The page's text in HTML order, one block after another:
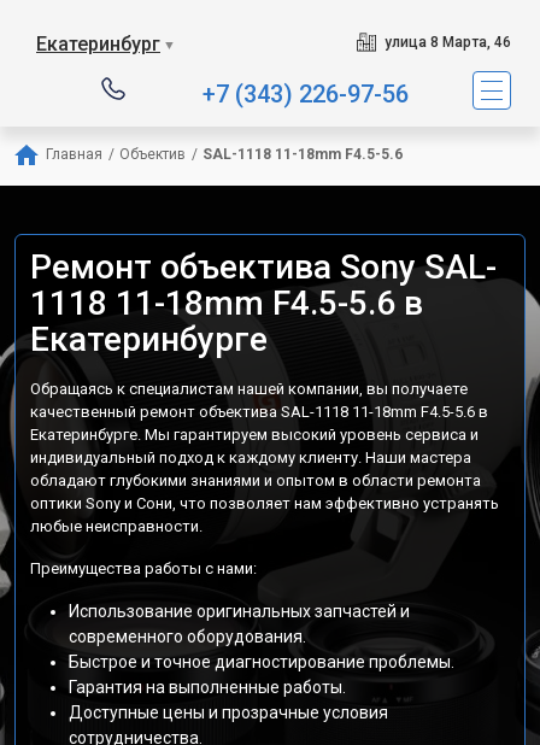
Екатеринбург ▼ улица 8 Марта, 46
+7 (343) 226-97-56
Главная / Объектив / SAL-1118 11-18mm F4.5-5.6
Ремонт объектива Sony SAL-
1118 11-18mm F4.5-5.6 в
Екатеринбурге
Обращаясь к специалистам нашей компании, вы получаете
качественный ремонт объектива SAL-1118 11-18mm F4.5-5.6 в
Екатеринбурге. Мы гарантируем высокий уровень сервиса и
индивидуальный подход к каждому клиенту. Наши мастера
обладают глубокими знаниями и опытом в области ремонта
оптики Sony и Сони, что позволяет нам эффективно устранять
любые неисправности.
Преимущества работы с нами:
Использование оригинальных запчастей и
современного оборудования.
Быстрое и точное диагностирование проблемы.
Гарантия на выполненные работы.
Доступные цены и прозрачные условия
сотрудничества.